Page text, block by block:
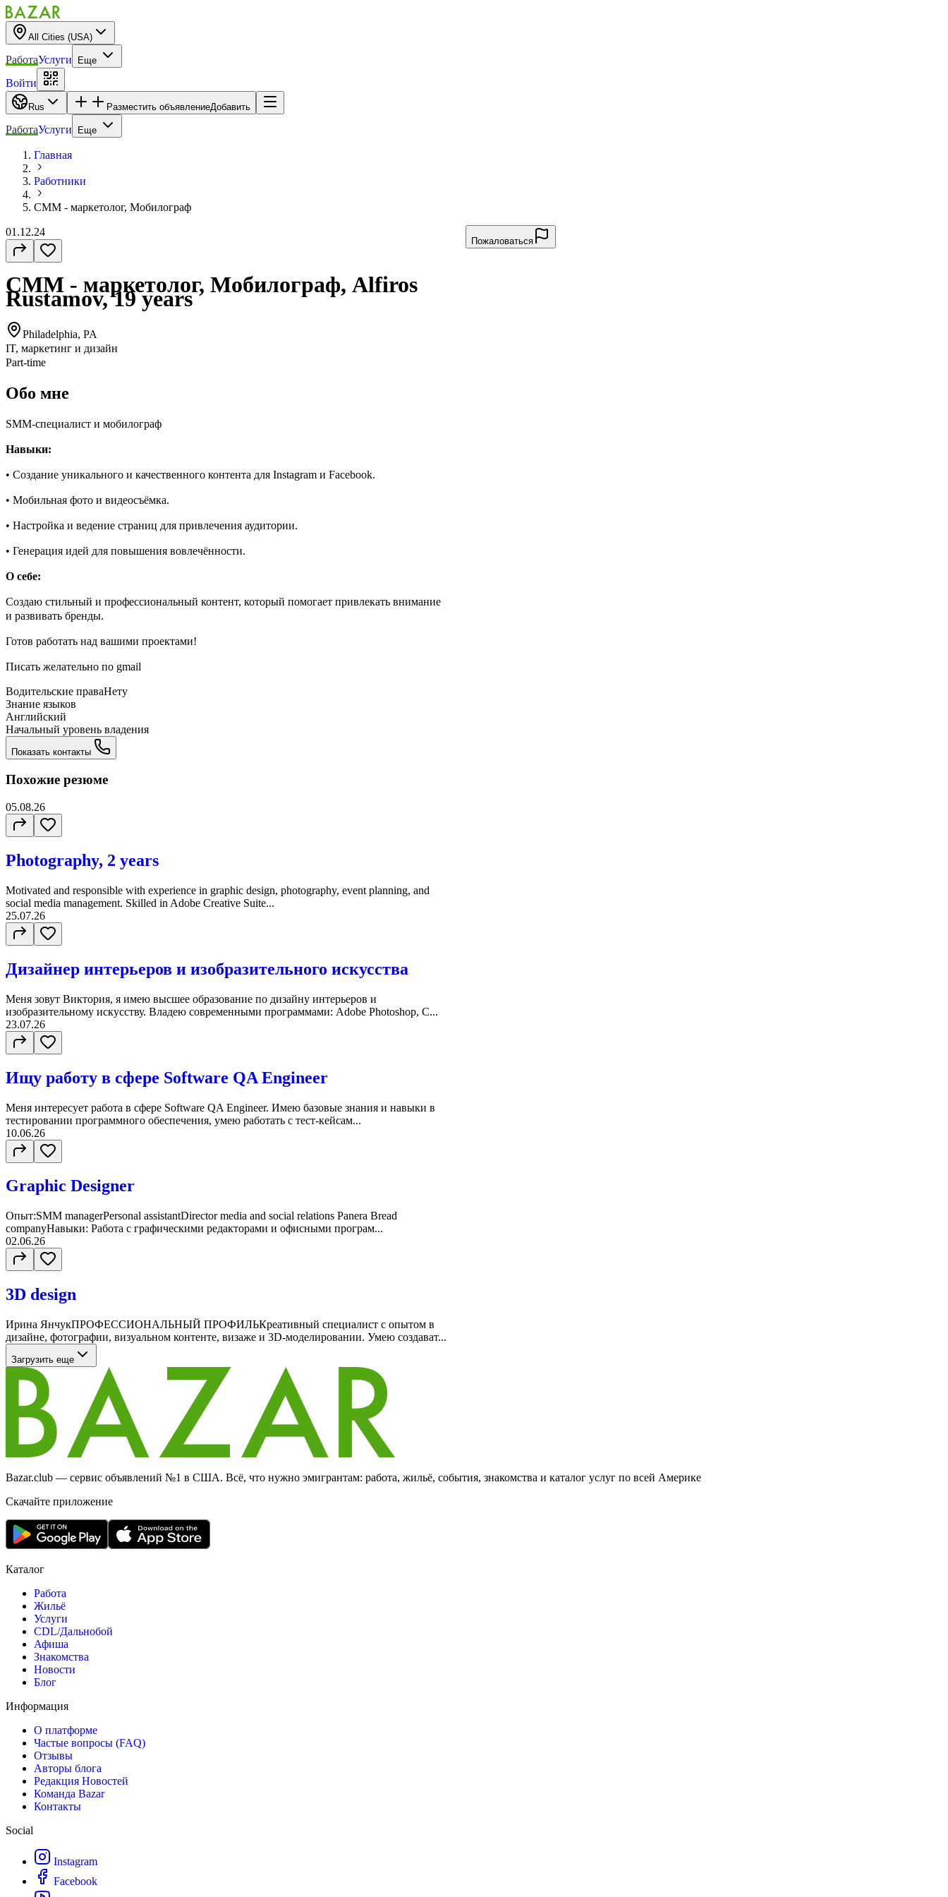
All Cities (USA)
РаботаУслуги Еще
Войти
Rus Разместить объявлениеДобавить
РаботаУслуги Еще
Главная
Работники
СММ - маркетолог, Мобилограф
01.12.24
СММ - маркетолог, Мобилограф, Alfiros
Rustamov, 19 years
Philadelphia, PA
IT, маркетинг и дизайн
Part-time
Обо мне
SMM-специалист и мобилограф
Навыки:
• Создание уникального и качественного контента для Instagram и Facebook.
• Мобильная фото и видеосъёмка.
• Настройка и ведение страниц для привлечения аудитории.
• Генерация идей для повышения вовлечённости.
О себе:
Создаю стильный и профессиональный контент, который помогает привлекать внимание
и развивать бренды.
Готов работать над вашими проектами!
Писать желательно по gmail
Водительские праваНету
Знание языков
Английский
Начальный уровень владения
Показать контакты
Пожаловаться
Похожие резюме
05.08.26
Photography, 2 years
Motivated and responsible with experience in graphic design, photography, event planning, and
social media management. Skilled in Adobe Creative Suite...
25.07.26
Дизайнер интерьеров и изобразительного искусства
Меня зовут Виктория, я имею высшее образование по дизайну интерьеров и
изобразительному искусству. Владею современными программами: Adobe Photoshop, C...
23.07.26
Ищу работу в сфере Software QA Engineer
Меня интересует работа в сфере Software QA Engineer. Имею базовые знания и навыки в
тестировании программного обеспечения, умею работать с тест-кейсам...
10.06.26
Graphic Designer
Опыт:SMM managerPersonal assistantDirector media and social relations Panera Bread
companyНавыки: Работа с графическими редакторами и офисными програм...
02.06.26
3D design
Ирина ЯнчукПРОФЕССИОНАЛЬНЫЙ ПРОФИЛЬКреативный специалист с опытом в
дизайне, фотографии, визуальном контенте, визаже и 3D-моделировании. Умею создават...
Загрузить еще
Bazar.club — сервис объявлений №1 в США. Всё, что нужно эмигрантам: работа, жильё, события, знакомства и каталог услуг по всей Америке
Скачайте приложение
Каталог
Работа
Жильё
Услуги
CDL/Дальнобой
Афиша
Знакомства
Новости
Блог
Информация
О платформе
Частые вопросы (FAQ)
Отзывы
Авторы блога
Редакция Новостей
Команда Bazar
Контакты
Social
Instagram
Facebook